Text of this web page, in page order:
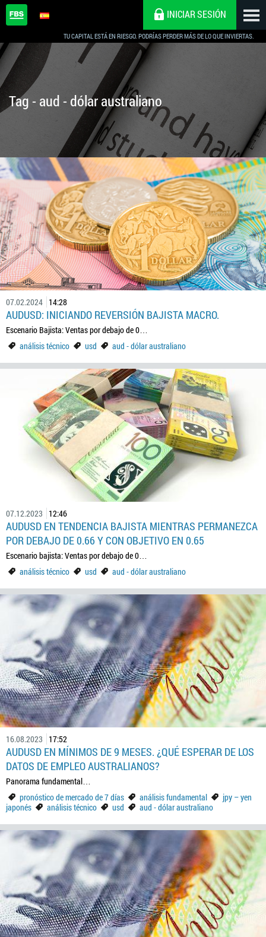
TU CAPITAL ESTÁ EN RIESGO. PODRÍAS PERDER MÁS DE LO QUE INVIERTAS.
INICIAR SESIÓN
Tag - aud - dólar australiano
07.02.2024 14:28
AUDUSD: INICIANDO REVERSIÓN BAJISTA MACRO.
Escenario Bajista: Ventas por debajo de 0…
análisis técnico
usd aud - dólar australiano
07.12.2023 12:46
AUDUSD EN TENDENCIA BAJISTA MIENTRAS PERMANEZCA
POR DEBAJO DE 0.66 Y CON OBJETIVO EN 0.65
Escenario bajista: Ventas por debajo de 0…
análisis técnico
usd aud - dólar australiano
16.08.2023 17:52
AUDUSD EN MÍNIMOS DE 9 MESES. ¿QUÉ ESPERAR DE LOS
DATOS DE EMPLEO AUSTRALIANOS?
Panorama fundamental…
pronóstico de mercado de 7 días
análisis fundamental
jpy – yen
japonés
análisis técnico usd aud - dólar australiano